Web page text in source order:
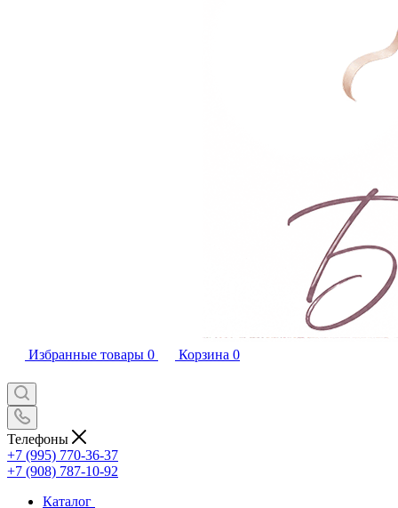
Избранные товары 0 Корзина 0
Телефоны
+7 (995) 770-36-37
+7 (908) 787-10-92
Каталог